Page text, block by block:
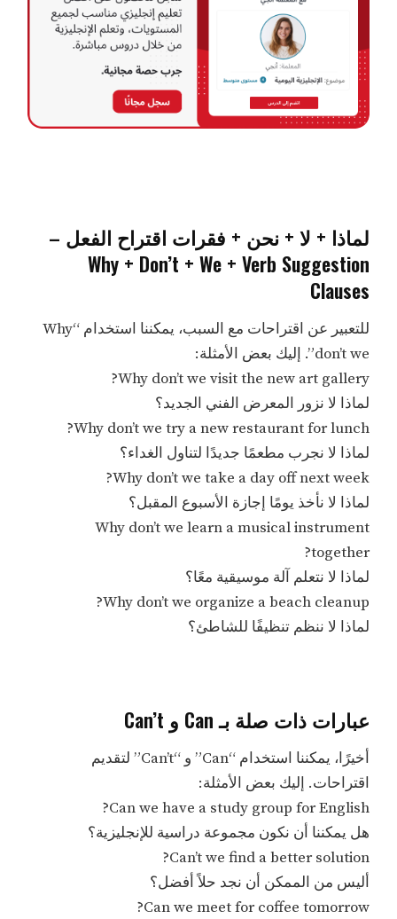
لماذا + لا + نحن + فقرات اقتراح الفعل –
Why + Don’t + We + Verb Suggestion
Clauses
للتعبير عن اقتراحات مع السبب، يمكننا استخدام “Why
don’t we”. إليك بعض الأمثلة:
Why don’t we visit the new art gallery?
لماذا لا نزور المعرض الفني الجديد؟
Why don’t we try a new restaurant for lunch?
لماذا لا نجرب مطعمًا جديدًا لتناول الغداء؟
Why don’t we take a day off next week?
لماذا لا نأخذ يومًا إجازة الأسبوع المقبل؟
Why don’t we learn a musical instrument
together?
لماذا لا نتعلم آلة موسيقية معًا؟
Why don’t we organize a beach cleanup?
لماذا لا ننظم تنظيفًا للشاطئ؟
عبارات ذات صلة بـ Can و Can’t
أخيرًا، يمكننا استخدام “Can” و “Can’t” لتقديم
اقتراحات. إليك بعض الأمثلة:
Can we have a study group for English?
هل يمكننا أن نكون مجموعة دراسية للإنجليزية؟
Can’t we find a better solution?
أليس من الممكن أن نجد حلاً أفضل؟
Can we meet for coffee tomorrow?